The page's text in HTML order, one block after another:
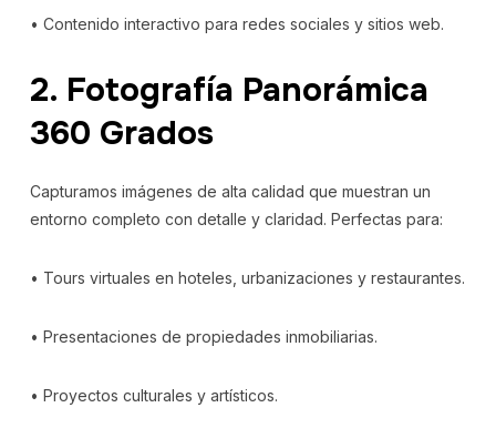
• Contenido interactivo para redes sociales y sitios web.
2. Fotografía Panorámica
360 Grados
Capturamos imágenes de alta calidad que muestran un
entorno completo con detalle y claridad. Perfectas para:
• Tours virtuales en hoteles, urbanizaciones y restaurantes.
• Presentaciones de propiedades inmobiliarias.
• Proyectos culturales y artísticos.